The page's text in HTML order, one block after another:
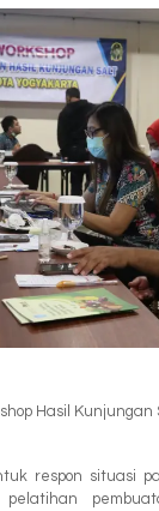
Hasil Kunjungan
respon situasi